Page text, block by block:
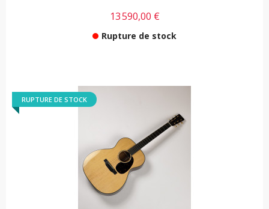
13 590,00 €
Rupture de stock
RUPTURE DE STOCK